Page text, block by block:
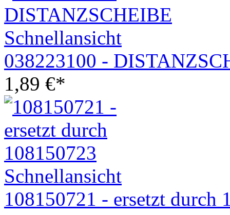
Schnellansicht
038223100 -
1,89 €*
Schnellansicht
108150721 - ersetzt durch